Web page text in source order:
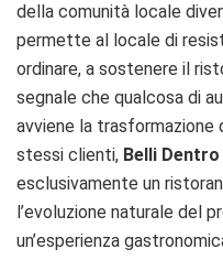
della comunità locale
permette al locale di
ordinare, a sostenere il
segnale che qualcosa di
avviene la trasformazione
stessi clienti, Belli Dentro
esclusivamente un
l’evoluzione naturale del
un’esperienza